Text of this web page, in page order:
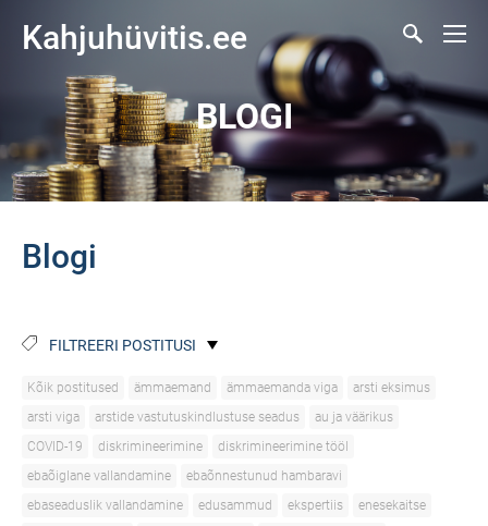
Kahjuhüvitis.ee
BLOGI
Blogi
FILTREERI POSTITUSI
Kõik postitused ämmaemand ämmaemanda viga
arsti eksimus
arsti viga
arstide vastutuskindlustuse seadus
au ja väärikus
COVID-19
diskrimineerimine
diskrimineerimine tööl
ebaõiglane vallandamine
ebaõnnestunud hambaravi
ebaseaduslik vallandamine
edusammud ekspertiis
enesekaitse